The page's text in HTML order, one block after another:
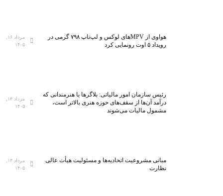
هواوی از MPVهای لوکس و لپ‌تاپ ۷۹۸ گرمی در
رویداد ۵ اوت رونمایی کرد
۱۴۰۵
رئیس سازمان امور مالیاتی: بلاگر‌ها یا هنرمندانی که
درآمد آن‌ها از سقف‌های حوزه هنری بالاتر است،
مشمول مالیات می‌شوند
۱۴۰۵
مبانی مشروعیت اتحادیه‌ها و مسئولیت هیأت عالی
نظارت
۱۴۰۵